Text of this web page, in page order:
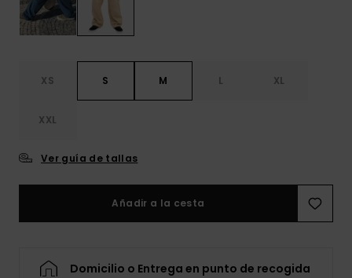
XS S M L XL
XXL
Ver guía de tallas
Añadir a la cesta
Domicilio o Entrega en punto de recogida